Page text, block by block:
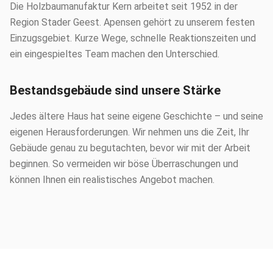
Die Holzbaumanufaktur Kern arbeitet seit 1952 in der
Region Stader Geest. Apensen gehört zu unserem festen
Einzugsgebiet. Kurze Wege, schnelle Reaktionszeiten und
ein eingespieltes Team machen den Unterschied.
Bestandsgebäude sind unsere Stärke
Jedes ältere Haus hat seine eigene Geschichte – und seine
eigenen Herausforderungen. Wir nehmen uns die Zeit, Ihr
Gebäude genau zu begutachten, bevor wir mit der Arbeit
beginnen. So vermeiden wir böse Überraschungen und
können Ihnen ein realistisches Angebot machen.